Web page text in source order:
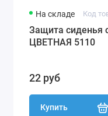
На складе Код
Защита сиденья
ЦВЕТНАЯ 5110
22 руб
Купить